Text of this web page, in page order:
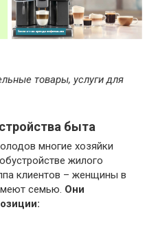
товары, услуги для
быта
многие хозяйки
жилого
клиентов – женщины в
семью. Они